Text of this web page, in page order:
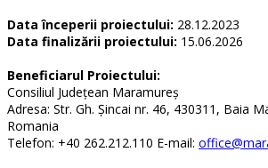
Data începerii proiectului: 28.12.2023
Data finalizării proiectului: 15.06.2026
Beneficiarul Proiectului:
Consiliul Județean Maramureș
Adresa: Str. Gh. Șincai nr. 46, 430311, Baia
Romania
Telefon: +40 262.212.110 E-mail: